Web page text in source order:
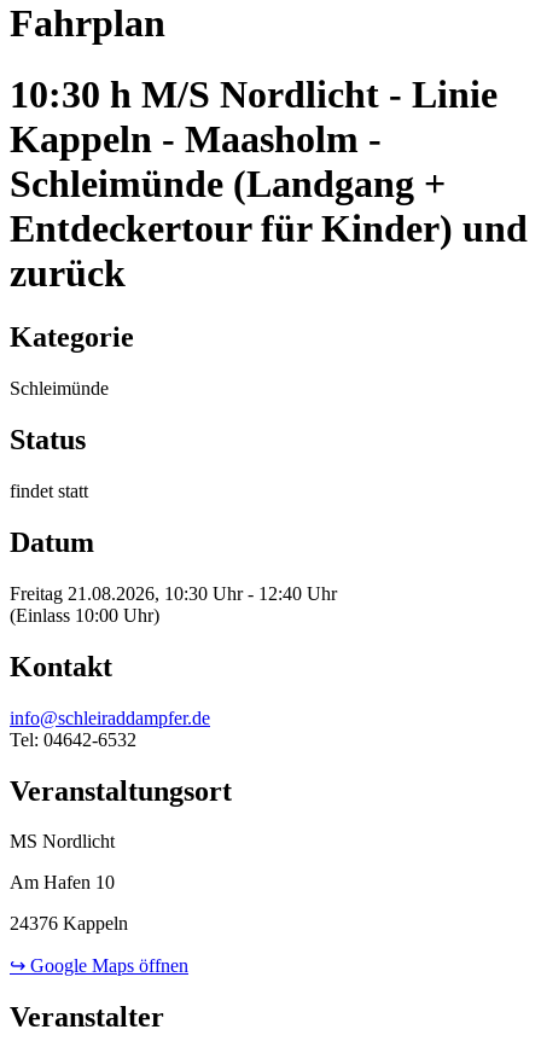
Fahrplan
10:30 h M/S Nordlicht - Linie
Kappeln - Maasholm -
Schleimünde (Landgang +
Entdeckertour für Kinder) und
zurück
Kategorie
Schleimünde
Status
findet statt
Datum
Freitag 21.08.2026, 10:30 Uhr - 12:40 Uhr
(Einlass 10:00 Uhr)
Kontakt
info@schleiraddampfer.de
Tel: 04642-6532
Veranstaltungsort
MS Nordlicht
Am Hafen 10
24376 Kappeln
↪ Google Maps öffnen
Veranstalter